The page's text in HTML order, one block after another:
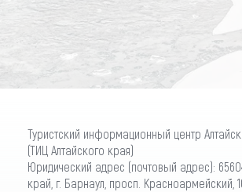
ПОДПИСАТЬСЯ
Туристский информационный центр
(ТИЦ Алтайского края)
Юридический адрес (почтовый адрес):
край, г. Барнаул, просп. Красноармейский,